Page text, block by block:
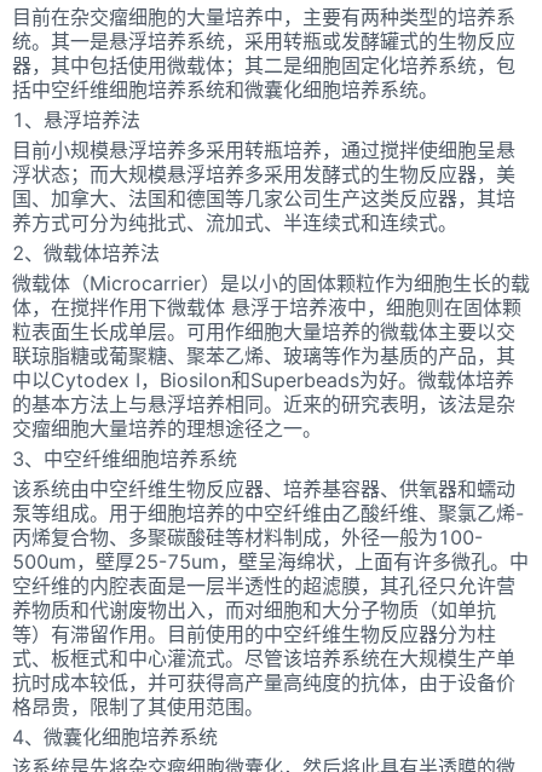
目前在杂交瘤细胞的大量培养中，主要有两种类型的培养系
统。其一是悬浮培养系统，采用转瓶或发酵罐式的生物反应
器，其中包括使用微载体；其二是细胞固定化培养系统，包
括中空纤维细胞培养系统和微囊化细胞培养系统。
1、悬浮培养法
目前小规模悬浮培养多采用转瓶培养，通过搅拌使细胞呈悬
浮状态；而大规模悬浮培养多采用发酵式的生物反应器，美
国、加拿大、法国和德国等几家公司生产这类反应器，其培
养方式可分为纯批式、流加式、半连续式和连续式。
2、微载体培养法
微载体（Microcarrier）是以小的固体颗粒作为细胞生长的载
体，在搅拌作用下微载体 悬浮于培养液中，细胞则在固体颗
粒表面生长成单层。可用作细胞大量培养的微载体主要以交
联琼脂糖或葡聚糖、聚苯乙烯、玻璃等作为基质的产品，其
中以Cytodex I，Biosilon和Superbeads为好。微载体培养
的基本方法上与悬浮培养相同。近来的研究表明，该法是杂
交瘤细胞大量培养的理想途径之一。
3、中空纤维细胞培养系统
该系统由中空纤维生物反应器、培养基容器、供氧器和蠕动
泵等组成。用于细胞培养的中空纤维由乙酸纤维、聚氯乙烯-
丙烯复合物、多聚碳酸硅等材料制成，外径一般为100-
500um，壁厚25-75um，壁呈海绵状，上面有许多微孔。中
空纤维的内腔表面是一层半透性的超滤膜，其孔径只允许营
养物质和代谢废物出入，而对细胞和大分子物质（如单抗
等）有滞留作用。目前使用的中空纤维生物反应器分为柱
式、板框式和中心灌流式。尽管该培养系统在大规模生产单
抗时成本较低，并可获得高产量高纯度的抗体，由于设备价
格昂贵，限制了其使用范围。
4、微囊化细胞培养系统
该系统是先将杂交瘤细胞微囊化，然后将此具有半透膜的微